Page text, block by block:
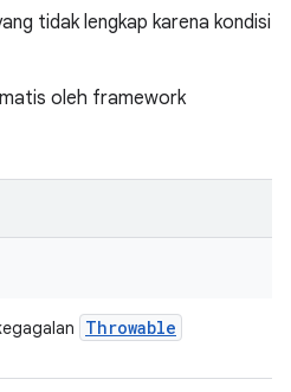
tidak lengkap karena kondisi
oleh framework
Throwable